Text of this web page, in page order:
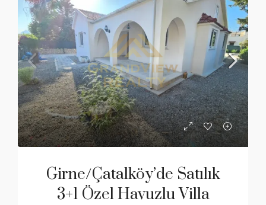
Girne/Çatalköy’de Satılık
3+1 Özel Havuzlu Villa